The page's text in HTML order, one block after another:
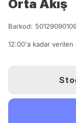
Orta Akış
Barkod:
12:00'a kadar verilen